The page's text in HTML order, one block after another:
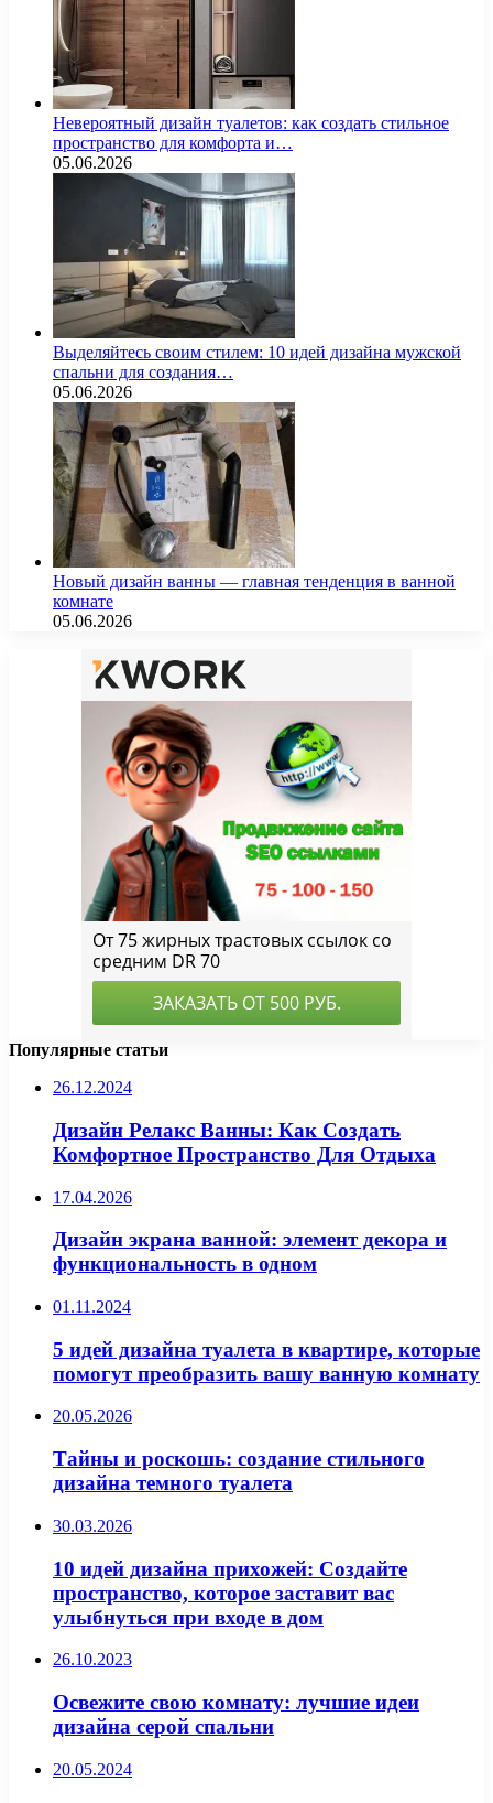
Невероятный дизайн туалетов: как создать стильное
пространство для комфорта и…
05.06.2026
Выделяйтесь своим стилем: 10 идей дизайна мужской
спальни для создания…
05.06.2026
Новый дизайн ванны — главная тенденция в ванной
комнате
05.06.2026
Популярные статьи
26.12.2024
Дизайн Релакс Ванны: Как Создать
Комфортное Пространство Для Отдыха
17.04.2026
Дизайн экрана ванной: элемент декора и
функциональность в одном
01.11.2024
5 идей дизайна туалета в квартире, которые
помогут преобразить вашу ванную комнату
20.05.2026
Тайны и роскошь: создание стильного
дизайна темного туалета
30.03.2026
10 идей дизайна прихожей: Создайте
пространство, которое заставит вас
улыбнуться при входе в дом
26.10.2023
Освежите свою комнату: лучшие идеи
дизайна серой спальни
20.05.2024